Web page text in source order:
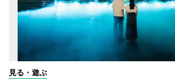
見る・遊ぶ